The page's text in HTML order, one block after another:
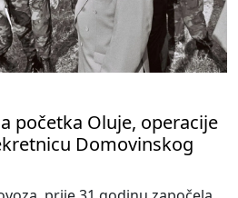
početka Oluje, operacije
Domovinskog